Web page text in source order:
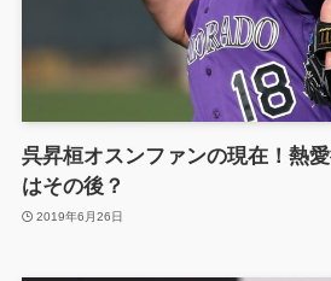
呉昇桓オスンファンの現在！熱
はその後？
2019年6月26日